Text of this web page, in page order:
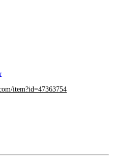
item?id=47363754